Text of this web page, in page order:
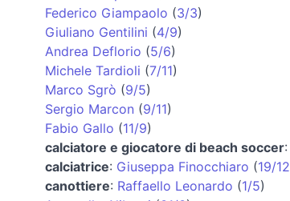
Federico Giampaolo (3/3)
Giuliano Gentilini (4/9)
Andrea Deflorio (5/6)
Michele Tardioli (7/11)
Marco Sgrò (9/5)
Sergio Marcon (9/11)
Fabio Gallo (11/9)
calciatore e giocatore di beach soccer:
calciatrice: Giuseppa Finocchiaro (19/12
canottiere: Raffaello Leonardo (1/5)